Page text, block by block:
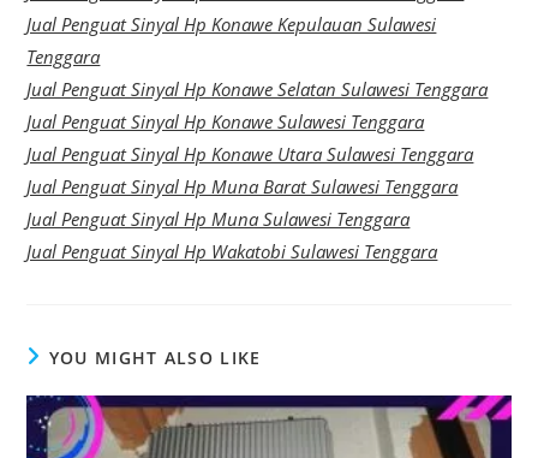
Jual Penguat Sinyal Hp Konawe Kepulauan Sulawesi
Tenggara
Jual Penguat Sinyal Hp Konawe Selatan Sulawesi Tenggara
Jual Penguat Sinyal Hp Konawe Sulawesi Tenggara
Jual Penguat Sinyal Hp Konawe Utara Sulawesi Tenggara
Jual Penguat Sinyal Hp Muna Barat Sulawesi Tenggara
Jual Penguat Sinyal Hp Muna Sulawesi Tenggara
Jual Penguat Sinyal Hp Wakatobi Sulawesi Tenggara
YOU MIGHT ALSO LIKE